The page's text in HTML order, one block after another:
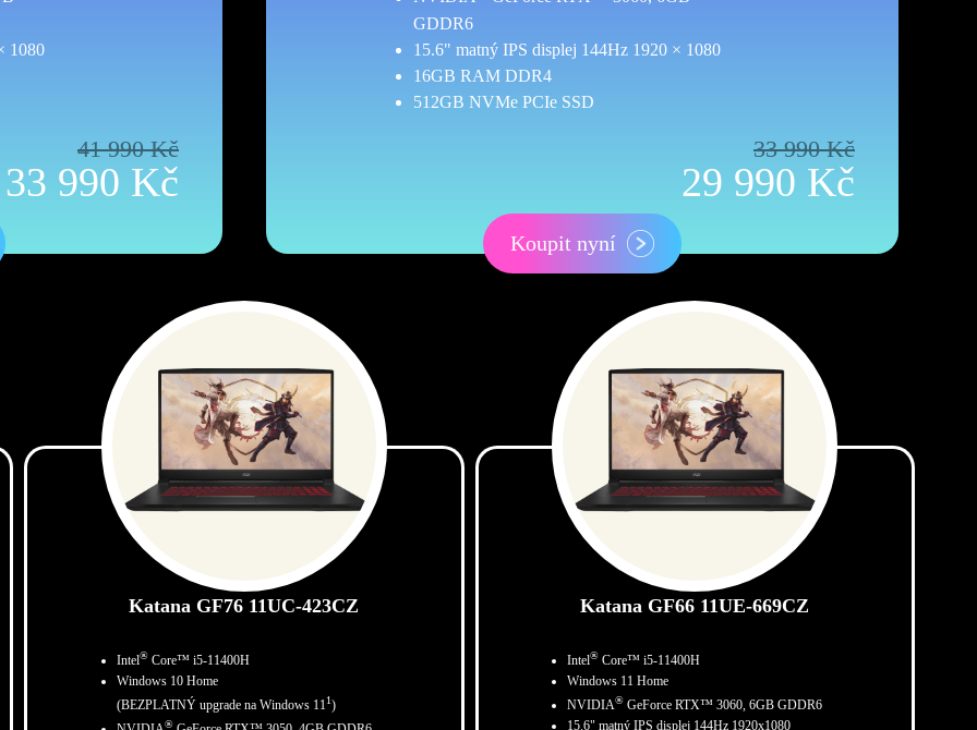
1080
41 990 Kč
33 990 Kč
GDDR6
15.6" matný IPS displej 144Hz 1920 × 1080
16GB RAM DDR4
512GB NVMe PCIe SSD
33 990 Kč
29 990 Kč
Koupit nyní
Katana GF76 11UC-423CZ
Intel®Core™ i5-11400H
Windows 10 Home
(BEZPLATNÝ upgrade na Windows 111)
®
Katana GF66 11UE-669CZ
Intel® Core™ i5-11400H
Windows 11 Home
NVIDIA® GeForce RTX™ 3060, 6GB GDDR6
15.6" matný IPS displej 144Hz 1920x1080